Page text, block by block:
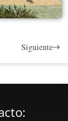
Siguiente